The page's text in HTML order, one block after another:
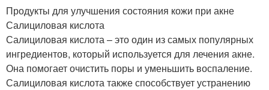
Продукты для улучшения состояния кожи при акне
Салициловая кислота
Салициловая кислота – это один из самых популярных
ингредиентов, который используется для лечения акне.
Она помогает очистить поры и уменьшить воспаление.
Салициловая кислота также способствует устранению